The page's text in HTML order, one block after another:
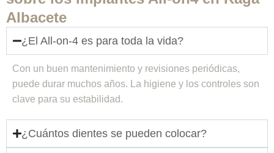
Albacete
¿El All-on-4 es para toda la vida?
Con un buen mantenimiento y revisiones periódicas,
puede durar muchos años. La higiene y los controles son
clave para su estabilidad.
¿Cuántos dientes se pueden colocar?